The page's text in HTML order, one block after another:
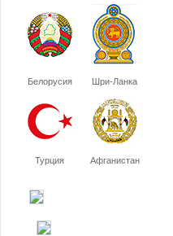
Белорусия Шри-Ланка
Турция Афганистан